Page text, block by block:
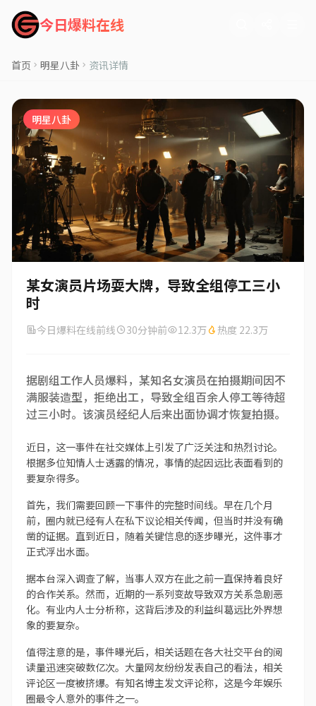
今日爆料在线
首页 明星八卦 资讯详情
明星八卦
某女演员片场耍大牌，导致全组停工三小
时
今日爆料在线前线 30分钟前 12.3万 热度 22.3万
据剧组工作人员爆料，某知名女演员在拍摄期间因不
满服装造型，拒绝出工，导致全组百余人停工等待超
过三小时。该演员经纪人后来出面协调才恢复拍摄。
近日，这一事件在社交媒体上引发了广泛关注和热烈讨论。
根据多位知情人士透露的情况，事情的起因远比表面看到的
要复杂得多。
首先，我们需要回顾一下事件的完整时间线。早在几个月
前，圈内就已经有人在私下议论相关传闻，但当时并没有确
凿的证据。直到近日，随着关键信息的逐步曝光，这件事才
正式浮出水面。
据本台深入调查了解，当事人双方在此之前一直保持着良好
的合作关系。然而，近期的一系列变故导致双方关系急剧恶
化。有业内人士分析称，这背后涉及的利益纠葛远比外界想
象的要复杂。
值得注意的是，事件曝光后，相关话题在各大社交平台的阅
读量迅速突破数亿次。大量网友纷纷发表自己的看法，相关
评论区一度被挤爆。有知名博主发文评论称，这是今年娱乐
圈最令人意外的事件之一。